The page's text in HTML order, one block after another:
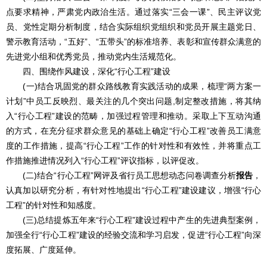
点要求精神，严肃党内政治生活。通过落实“三会一课”、民主评议党
员、党性定期分析制度，结合实际组织党组织和党员开展主题党日、
警示教育活动，“五好”、“五带头”的标准培养、表彰和宣传群众满意的
先进党小组和优秀党员，推动党内生活规范化。
四、围绕作风建设，深化“行心工程”建设
(一)结合巩固党的群众路线教育实践活动的成果，梳理“两方案一
计划”中员工反映烈、最关注的几个突出问题,制定整改措施，将其纳
入“行心工程”建设的范畴，加强过程管理和推动。采取上下互动沟通
的方式，在充分征求群众意见的基础上确定“行心工程”改善员工满意
度的工作措施，提高“行心工程”工作的针对性和有效性，并将重点工
作措施推进情况列入“行心工程”评议指标，以评促改。
(二)结合“行心工程”网评及省行员工思想动态问卷调查分析报告 ，
认真加以研究分析，有针对性地提出“行心工程”建设建议，增强“行心
工程”的针对性和知感度。
(三)总结提炼五年来“行心工程”建设过程中产生的先进典型案例，
加强全行“行心工程”建设的经验交流和学习启发，促进“行心工程”向深
度拓展、广度延伸。